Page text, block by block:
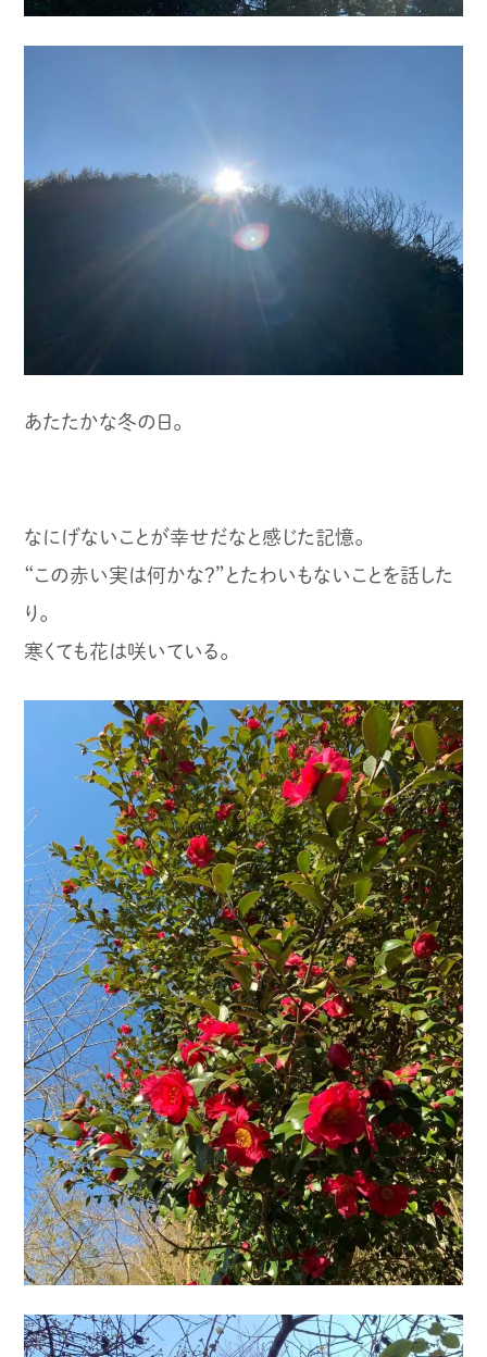
あたたかな冬の日。
なにげないことが幸せだなと感じた記憶。
“この赤い実は何かな？”とたわいもないことを話した
り。
寒くても花は咲いている。